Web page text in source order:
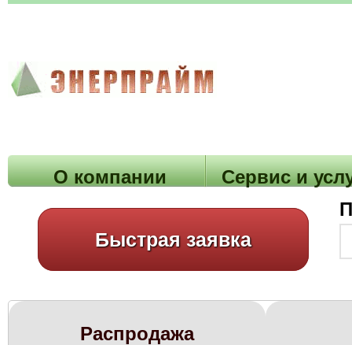
О компании Cервис и
Быстрая заявка
Распродажа